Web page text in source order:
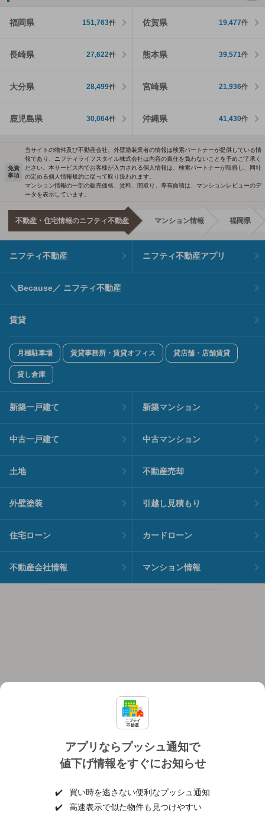
福岡県 151,763件 佐賀県 19,477件
長崎県 27,622件 熊本県 39,571件
大分県 28,499件 宮崎県 21,936件
鹿児島県 30,064件 沖縄県 41,430件
アプリならプッシュ通知で
値下げ情報をすぐにお知らせ
✔️
買い時を逃さない便利なプッシュ通知
✔️
高速表示で似た物件も見つけやすい
免責
事項
当サイトの物件及び不動産会社、外壁塗装業者の情報は検索パートナーが提供している情
報であり、ニフティライフスタイル株式会社は内容の責任を負わないことを予めご了承く
ださい。本サービス内でお客様が入力される個人情報は、検索パートナーが取得し、同社
の定める個人情報規約に従って取り扱われます。
マンション情報の一部の販売価格、賃料、間取り、専有面積は、マンションレビューのデ
ータを表示しています。
不動産・住宅情報のニフティ不動産 マンション情報 福岡県
ニフティ不動産 ニフティ不動産アプリ
＼Because／ ニフティ不動産
賃貸
月極駐車場 賃貸事務所・賃貸オフィス 貸店舗・店舗賃貸
貸し倉庫
新築一戸建て 新築マンション
中古一戸建て 中古マンション
土地 不動産売却
外壁塗装 引越し見積もり
住宅ローン カードローン
不動産会社情報 マンション情報
個人情報保護ポリシー 利用規約
ヘルプ・お問い合わせ 採用情報